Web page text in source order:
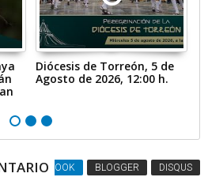
Diócesis de Torreón, 5 de
Agosto de 2026, 12:00 h.
FACEBOOK BLOGGER DISQUS